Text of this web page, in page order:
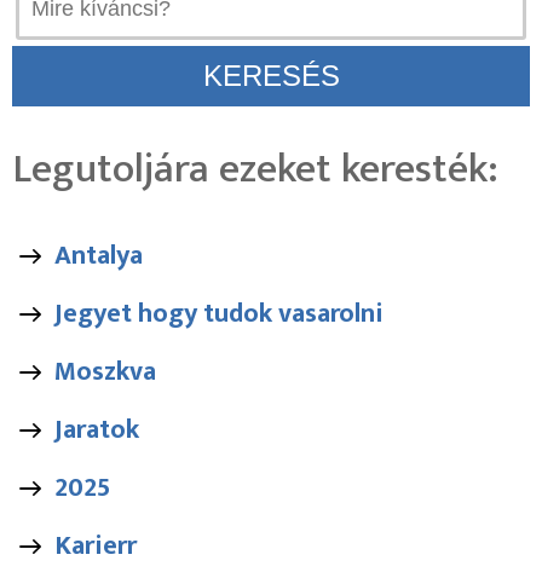
Legutoljára ezeket keresték:
Antalya
Jegyet hogy tudok vasarolni
Moszkva
Jaratok
2025
Karierr